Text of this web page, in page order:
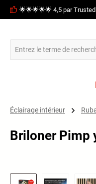
Passer à la
🌟🌟🌟🌟🌟 4,5 par
Éclairage intérieur
Briloner Pimp
Ignorer la galerie